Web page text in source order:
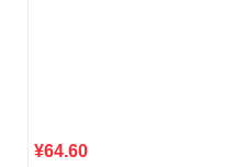
¥64.60